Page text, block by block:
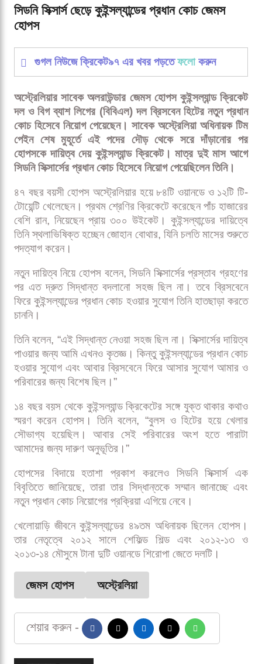
সিডনি সিক্সার্স ছেড়ে কুইন্সল্যান্ডের প্রধান কোচ জেমস
হোপস
অস্ট্রেলিয়ার সাবেক অলরাউন্ডার জেমস হোপস কুইন্সল্যান্ড ক্রিকেট
দল ও বিগ ব্যাশ লিগের (বিবিএল) দল ব্রিসবেন হিটের নতুন প্রধান
কোচ হিসেবে নিয়োগ পেয়েছেন। সাবেক অস্ট্রেলিয়া অধিনায়ক টিম
পেইন শেষ মুহূর্তে এই পদের দৌড় থেকে সরে দাঁড়ানোর পর
হোপসকে দায়িত্ব দেয় কুইন্সল্যান্ড ক্রিকেট। মাত্র দুই মাস আগে
সিডনি সিক্সার্সের প্রধান কোচ হিসেবে নিয়োগ পেয়েছিলেন তিনি।
৪৭ বছর বয়সী হোপস অস্ট্রেলিয়ার হয়ে ৮৪টি ওয়ানডে ও ১২টি টি-
টোয়েন্টি খেলেছেন। প্রথম শ্রেণির ক্রিকেটে করেছেন পাঁচ হাজারের
বেশি রান, নিয়েছেন প্রায় ৩০০ উইকেট। কুইন্সল্যান্ডের দায়িত্বে
তিনি স্থলাভিষিক্ত হচ্ছেন জোহান বোথার, যিনি চলতি মাসের শুরুতে
পদত্যাগ করেন।
নতুন দায়িত্ব নিয়ে হোপস বলেন, সিডনি সিক্সার্সের প্রস্তাব গ্রহণের
পর এত দ্রুত সিদ্ধান্ত বদলানো সহজ ছিল না। তবে ব্রিসবেনে
ফিরে কুইন্সল্যান্ডের প্রধান কোচ হওয়ার সুযোগ তিনি হাতছাড়া করতে
চাননি।
তিনি বলেন, “এই সিদ্ধান্ত নেওয়া সহজ ছিল না। সিক্সার্সের দায়িত্ব
পাওয়ার জন্য আমি এখনও কৃতজ্ঞ। কিন্তু কুইন্সল্যান্ডের প্রধান কোচ
হওয়ার সুযোগ এবং আবার ব্রিসবেনে ফিরে আসার সুযোগ আমার ও
পরিবারের জন্য বিশেষ ছিল।”
১৪ বছর বয়স থেকে কুইন্সল্যান্ড ক্রিকেটের সঙ্গে যুক্ত থাকার কথাও
স্মরণ করেন হোপস। তিনি বলেন, “বুলস ও হিটের হয়ে খেলার
সৌভাগ্য হয়েছিল। আবার সেই পরিবারের অংশ হতে পারাটা
হোপসের বিদায়ে হতাশা প্রকাশ করলেও সিডনি সিক্সার্স এক
নতুন প্রধান কোচ নিয়োগের প্রক্রিয়া এগিয়ে নেবে।
খেলোয়াড়ি জীবনে কুইন্সল্যান্ডের ৪৯তম অধিনায়ক ছিলেন হোপস।
তার নেতৃত্বে ২০১২ সালে শেফিল্ড শিল্ড এবং ২০১২-১৩ ও